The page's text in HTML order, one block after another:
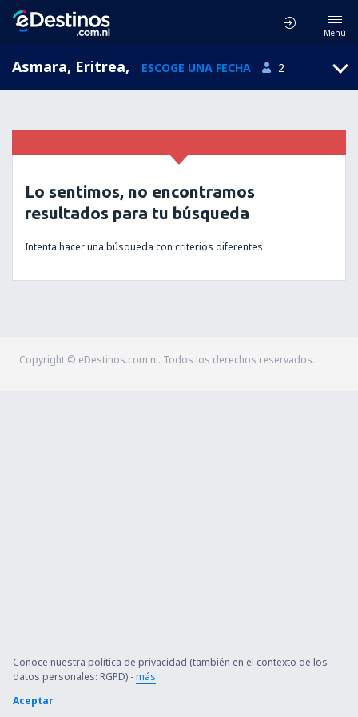
Menú
Asmara, Eritrea, ESCOGE UNA FECHA 2
Lo sentimos, no encontramos
resultados para tu búsqueda
Intenta hacer una búsqueda con criterios diferentes
Copyright © eDestinos.com.ni. Todos los derechos reservados.
Conoce nuestra política de privacidad (también en el contexto de los
datos personales: RGPD) -más.
Aceptar